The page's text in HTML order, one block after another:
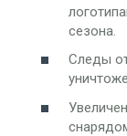
сезона.
Следы